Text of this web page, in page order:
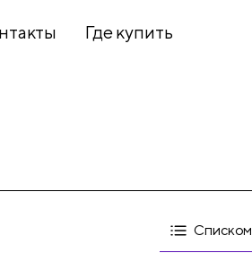
Где купить
Списком